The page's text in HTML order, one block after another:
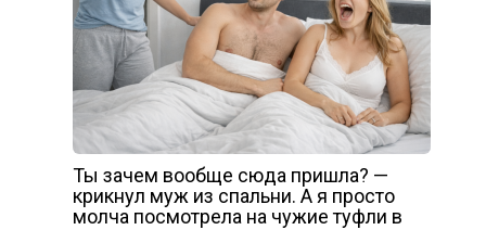
Ты зачем вообще сюда пришла? —
крикнул муж из спальни. А я просто
молча посмотрела на чужие туфли в